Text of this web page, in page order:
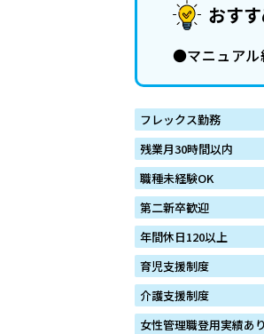
おす
●マニュアル
フレックス勤務
残業月30時間以内
職種未経験OK
第二新卒歓迎
年間休日120以上
育児支援制度
介護支援制度
女性管理職登用実績あり